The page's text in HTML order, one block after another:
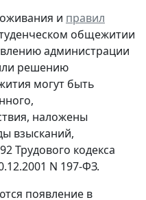
и правил
общежитии
администрации
решению
могут быть
наложены
взысканий,
Трудового кодекса
N 197-ФЗ.
появление в